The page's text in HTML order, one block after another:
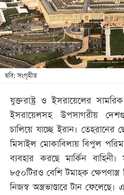
বিনোদন
লাইফ
স্টাইল
শিক্ষা
তথ্যপ্রযুক্তি
বিভাগ
ছবি
ভিডিও
ছবি: সংগৃহীত
যুক্তরাষ্ট্র ও ইসরায়েলের
ইসরায়েলসহ উপসাগরীয়
চালিয়ে যাচ্ছে ইরান।
মিসাইল মোকাবিলায় বিপুল
ব্যবহার করছে মার্কিন বাহিনী।
৮৫০টিরও বেশি টমাহক
নিজস্ব অস্ত্রভাণ্ডারে টান